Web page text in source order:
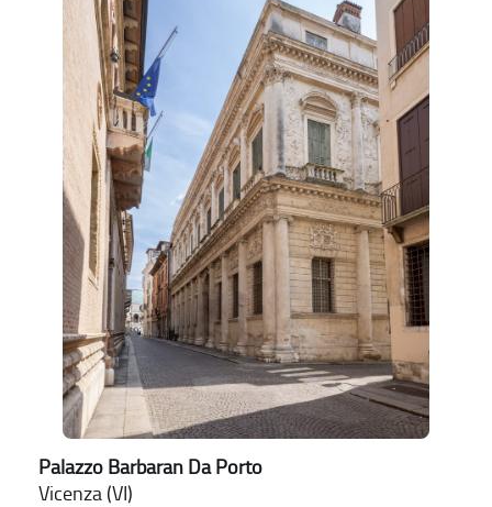
Palazzo Barbaran Da Porto
Vicenza (VI)